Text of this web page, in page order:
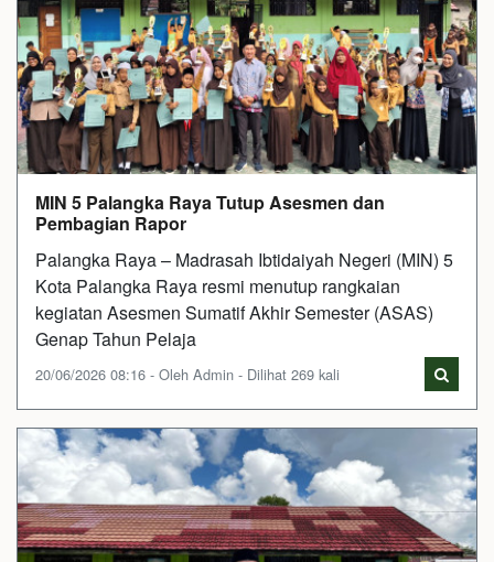
MIN 5 Palangka Raya Tutup Asesmen dan
Pembagian Rapor
Palangka Raya – Madrasah Ibtidaiyah Negeri (MIN) 5
Kota Palangka Raya resmi menutup rangkaian
kegiatan Asesmen Sumatif Akhir Semester (ASAS)
Genap Tahun Pelaja
20/06/2026 08:16 - Oleh Admin - Dilihat 269 kali